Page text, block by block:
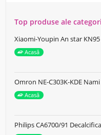
Top produse ale
Xiaomi-Youpin An star
Acasă
Omron NE-C303K-KDE
Acasă
Philips CA6700/91